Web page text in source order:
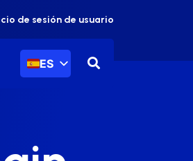
de sesión de usuario
ES